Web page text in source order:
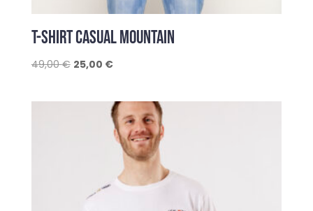
T-SHIRT CASUAL MOUNTAIN
49,00€ Le
49,00 €.
25,00 €Le
est :
25,00 €.